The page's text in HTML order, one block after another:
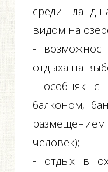
среди
видом на
-
отдыха на
- особняк с
балконом,
размещением
человек);
- отдых в